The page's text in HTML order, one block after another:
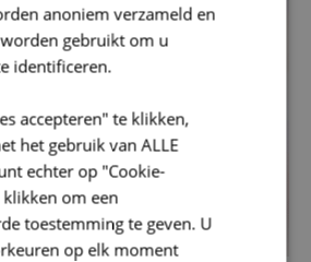
anoniem verzameld en
gebruikt om u
identificeren.
accepteren" te klikken,
het gebruik van ALLE
echter op "Cookie-
om een
toestemming te geven. U
op elk moment